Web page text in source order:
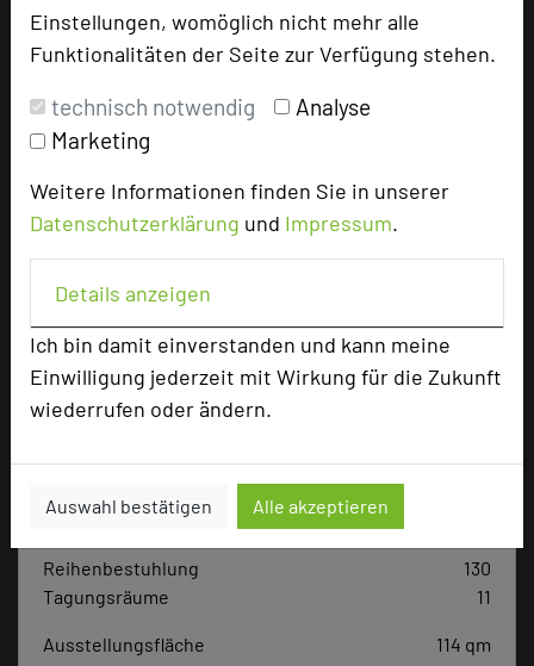
Einstellungen, womöglich nicht mehr alle
Funktionalitäten der Seite zur Verfügung stehen.
technisch notwendig
Analyse
Marketing
Weitere Informationen finden Sie in unserer
Datenschutzerklärung und Impressum.
Details anzeigen
Ich bin damit einverstanden und kann meine
Einwilligung jederzeit mit Wirkung für die Zukunft
wiederrufen oder ändern.
Auswahl bestätigen Alle akzeptieren
Bewertung
Tagungsplaner
Tagungsteilnehmer
Hotel bewerten
Hoteldaten
Max. Tagungskapazität (Personen)
U-Form
Reihenbestuhlung
130
Tagungsräume
11
Ausstellungsfläche 114 qm